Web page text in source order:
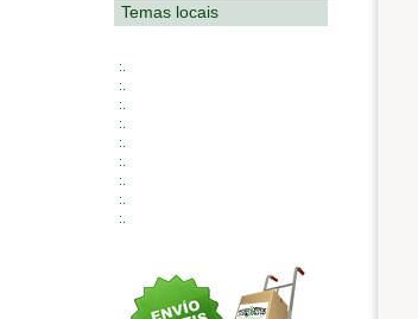
Temas locais
:.
:.
:.
:.
:.
:.
:.
:.
:.